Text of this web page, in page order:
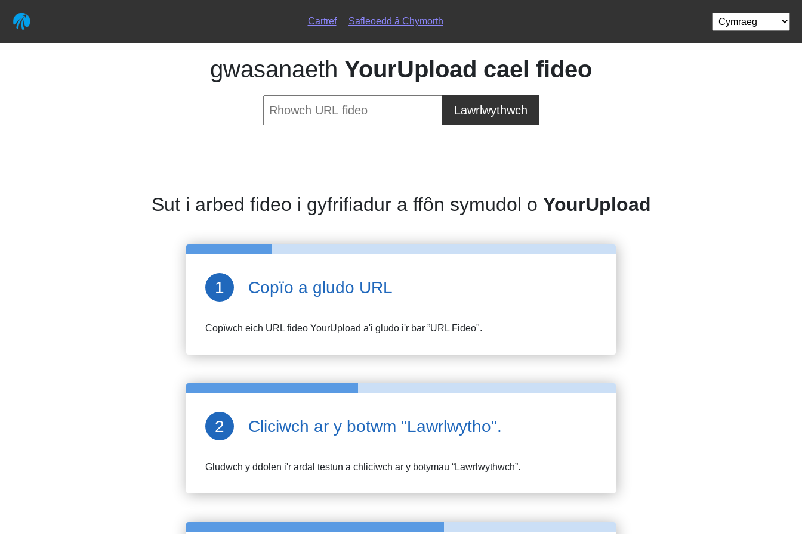
Cartref Safleoedd â Chymorth
gwasanaeth YourUpload cael fideo
Lawrlwythwch
Sut i arbed fideo i gyfrifiadur a ffôn symudol o YourUpload
Copïo a gludo URL
Copïwch eich URL fideo YourUpload a'i gludo i'r bar ”URL Fideo".
Cliciwch ar y botwm "Lawrlwytho".
Gludwch y ddolen i'r ardal testun a chliciwch ar y botymau “Lawrlwythwch”.